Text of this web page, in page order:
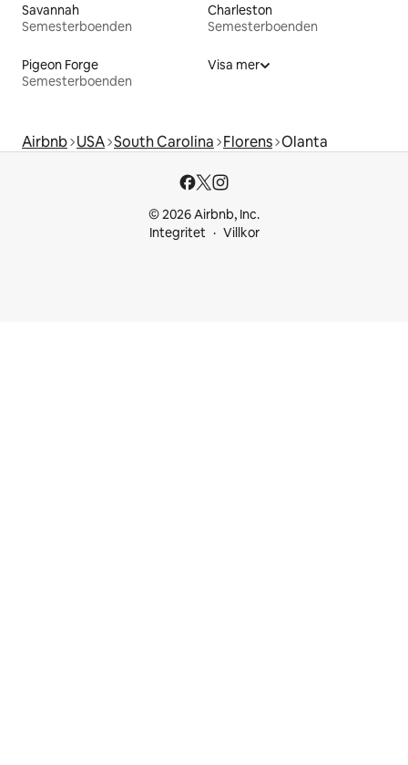
Savannah
Semesterboenden
Charleston
Semesterboenden
Pigeon Forge
Semesterboenden
Visa mer
Airbnb USA South Carolina Florens Olanta
© 2026 Airbnb, Inc.
Integritet
Villkor